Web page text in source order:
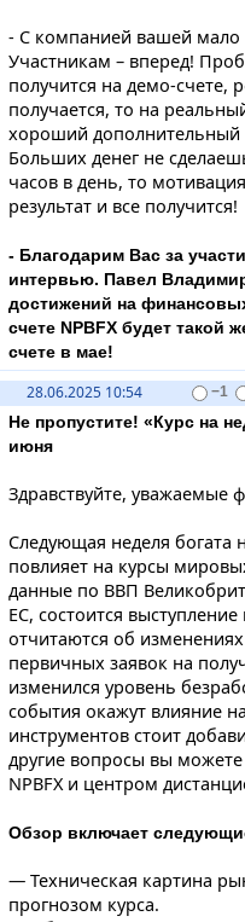
- С компанией вашей мало
Участникам – вперед!
получится на демо-счете,
получается, то на
хороший дополнительный
Больших денег не
часов в день, то
результат и все получится!
- Благодарим Вас за
интервью. Павел
достижений на
счете NPBFX будет такой
счете в мае!
28.06.2025 10:54 −1
Не пропустите! «Курс на
июня
Здравствуйте, уважаемые
Следующая неделя богата
повлияет на курсы
данные по ВВП
ЕС, состоится
отчитаются об
первичных заявок на
изменился уровень
события окажут влияние
инструментов стоит
другие вопросы вы
NPBFX и центром
Обзор включает
— Техническая картина
прогнозом курса.